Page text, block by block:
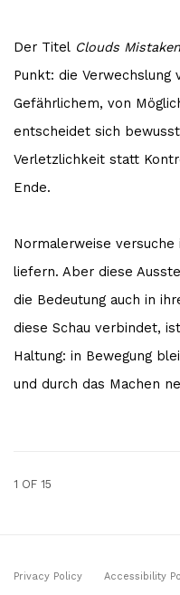
Der Titel Clouds
Punkt: die
Gefährlichem, von
entscheidet sich
Verletzlichkeit statt
Ende.
Normalerweise
liefern. Aber diese
die Bedeutung auch in
diese Schau verbindet,
Haltung: in Bewegung
und durch das Machen
1 OF 15
Privacy Policy Accessibility